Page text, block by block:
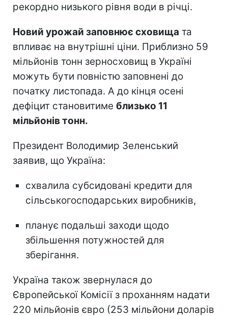
рекордно низького рівня води в річці.
Новий урожай заповнює сховища та
впливає на внутрішні ціни. Приблизно 59
мільйонів тонн зерносховищ в Україні
можуть бути повністю заповнені до
початку листопада. А до кінця осені
дефіцит становитиме близько 11
мільйонів тонн.
Президент Володимир Зеленський
заявив, що Україна:
схвалила субсидовані кредити для
сільськогосподарських виробників,
планує подальші заходи щодо
збільшення потужностей для
зберігання.
Україна також звернулася до
Європейської Комісії з проханням надати
220 мільйонів євро (253 мільйони доларів